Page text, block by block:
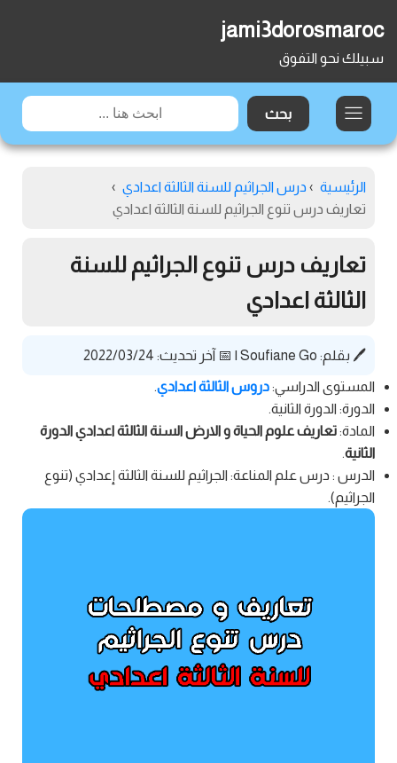
jami3dorosmaroc
سبيلك نحو التفوق
الرئيسية › درس الجراثيم للسنة الثالثة اعدادي ›
تعاريف درس تنوع الجراثيم للسنة الثالثة اعدادي
تعاريف درس تنوع الجراثيم للسنة
الثالثة اعدادي
🖊️ بقلم: Soufiane Go
| 📅 آخر تحديث: 2022/03/24
المستوى الدراسي:دروس الثالثة اعدادي.
الدورة: الدورة الثانية.
المادة:تعاريف علوم الحياة و الارض السنة الثالثة اعدادي الدورة
الثانية.
الدرس : درس علم المناعة: الجراثيم للسنة الثالثة إعدادي (تنوع
الجراثيم).